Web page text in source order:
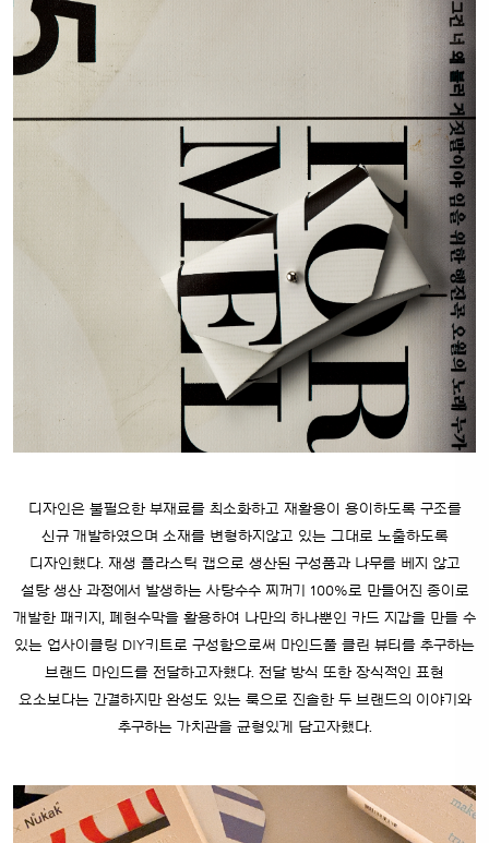
디자인은 불필요한 부재료를 최소화하고 재활용이 용이하도록 구조를
신규 개발하였으며 소재를 변형하지않고 있는 그대로 노출하도록
디자인했다. 재생 플라스틱 캡으로 생산된 구성품과 나무를 베지 않고
설탕 생산 과정에서 발생하는 사탕수수 찌꺼기 100%로 만들어진 종이로
개발한 패키지, 폐현수막을 활용하여 나만의 하나뿐인 카드 지갑을 만들 수
있는 업사이클링 DIY키트로 구성함으로써 마인드풀 클린 뷰티를 추구하는
브랜드 마인드를 전달하고자했다. 전달 방식 또한 장식적인 표현
요소보다는 간결하지만 완성도 있는 룩으로 진솔한 두 브랜드의 이야기와
추구하는 가치관을 균형있게 담고자했다.